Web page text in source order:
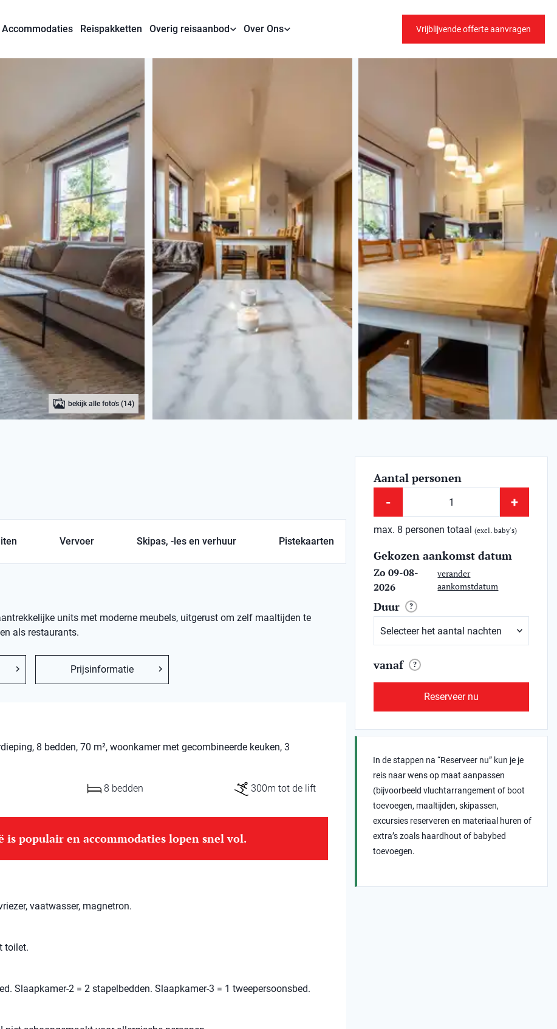
Accommodaties Reispakketten Overig reisaanbod Over Ons Vrijblijvende offerte aanvragen
bekijk alle foto's (14)
Vervoer Skipas, -les en verhuur Pistekaarten
units met moderne meubels, uitgerust om zelf maaltijden te
als restaurants.
Prijsinformatie
8 bedden, 70 m², woonkamer met gecombineerde keuken, 3
8 bedden 300m tot de lift
is populair en accommodaties lopen snel vol.
vaatwasser, magnetron.
toilet.
Slaapkamer-2 = 2 stapelbedden. Slaapkamer-3 = 1 tweepersoonsbed.
Aantal personen
- +
max. 8 personen totaal(excl. baby's)
Gekozen aankomst datum
Zo 09-08-
2026
verander
aankomstdatum
Duur ?
vanaf ?
Reserveer nu
In de stappen na “Reserveer nu” kun je je
reis naar wens op maat aanpassen
(bijvoorbeeld vluchtarrangement of boot
toevoegen, maaltijden, skipassen,
excursies reserveren en materiaal huren of
extra’s zoals haardhout of babybed
toevoegen.